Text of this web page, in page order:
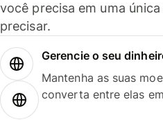
você precisa em uma
precisar.
Gerencie o seu
Mantenha as suas
converta entre elas